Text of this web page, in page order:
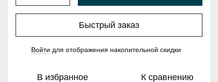
Быстрый заказ
Войти для отображения накопительной скидки
В избранное К сравнению